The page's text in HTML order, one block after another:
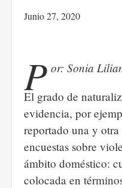
Junio 27, 2020
P or: Sonia
El grado de
evidencia, por
reportado una y
encuestas sobre
ámbito doméstico:
colocada en